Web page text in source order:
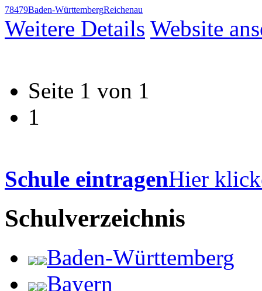
78479Baden-WürttembergReichenau
Weitere Details Website
Seite 1 von 1
1
Schule eintragenHier
Schulverzeichnis
Baden-Württemberg
Bayern